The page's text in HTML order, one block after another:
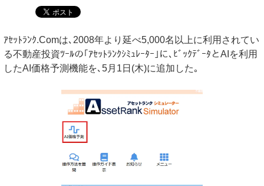
ｱｾｯﾄﾗﾝｸ.Comは､2008年より延べ5,000名以上に利用されてい
る不動産投資ﾂｰﾙの｢ｱｾｯﾄﾗﾝｸｼﾐｭﾚｰﾀｰ｣に､ﾋﾞｯｸﾃﾞｰﾀとAIを利用
したAI価格予測機能を､5月1日(木)に追加した｡